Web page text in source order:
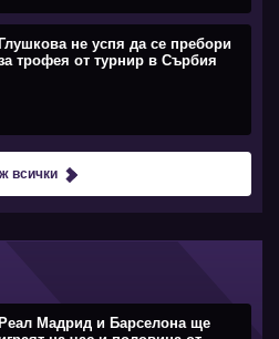
Глушкова не успя да се пребори
трофея от турнир в Сърбия
всички
Реал Мадрид и Барселона ще